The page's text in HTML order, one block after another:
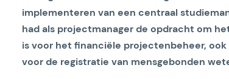
implementeren van een centraal
had als projectmanager de opdracht om
is voor het financiële projectenbeheer,
voor de registratie van mensgebonden